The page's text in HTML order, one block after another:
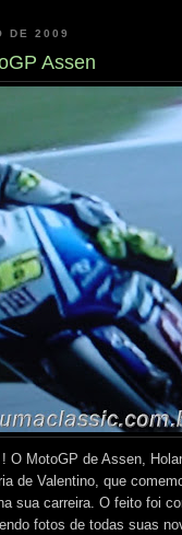
DE 2009
Assen
O MotoGP de Assen,
de Valentino, que
sua carreira. O feito foi
fotos de todas suas